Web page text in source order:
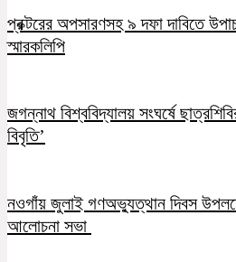
প্রক্টরের অপসারণসহ ৯ দফা দাবিতে
স্মারকলিপি
জগন্নাথ বিশ্ববিদ্যালয় সংঘর্ষে
বিবৃতি’
নওগাঁয় জুলাই গণঅভ্যুত্থান দিবস
আলোচনা সভা